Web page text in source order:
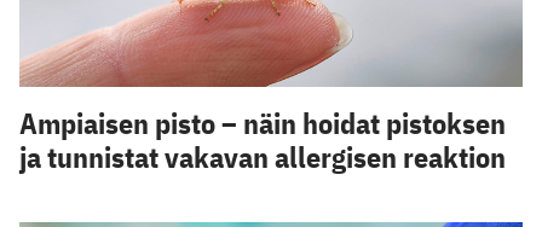
Ampiaisen pisto – näin hoidat pistoksen
ja tunnistat vakavan allergisen reaktion